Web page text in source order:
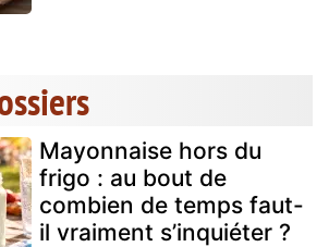
Mayonnaise hors du
frigo : au bout de
combien de temps faut-
il vraiment s’inquiéter ?